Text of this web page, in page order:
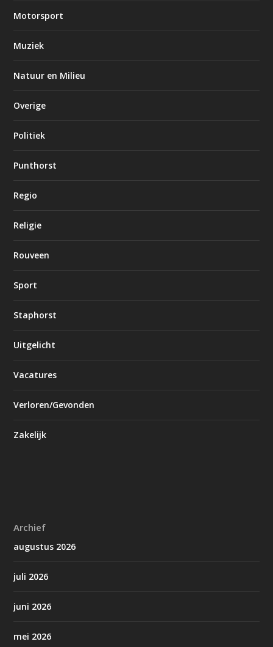
Motorsport
Muziek
Natuur en Milieu
Overige
Politiek
Punthorst
Regio
Religie
Rouveen
Sport
Staphorst
Uitgelicht
Vacatures
Verloren/Gevonden
Zakelijk
Archief
augustus 2026
juli 2026
juni 2026
mei 2026